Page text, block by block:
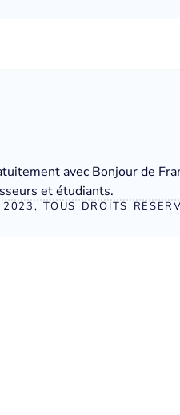
avec Bonjour de
et étudiants.
TOUS DROITS